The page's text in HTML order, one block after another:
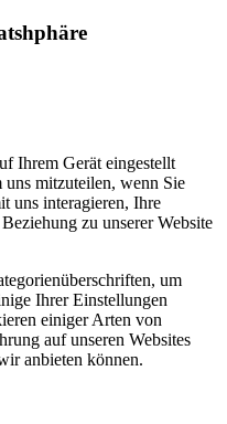
Ihrem Gerät eingestellt
mitzuteilen, wenn Sie
uns interagieren, Ihre
zu unserer Website
um
Ihrer Einstellungen
einiger Arten von
auf unseren Websites
anbieten können.